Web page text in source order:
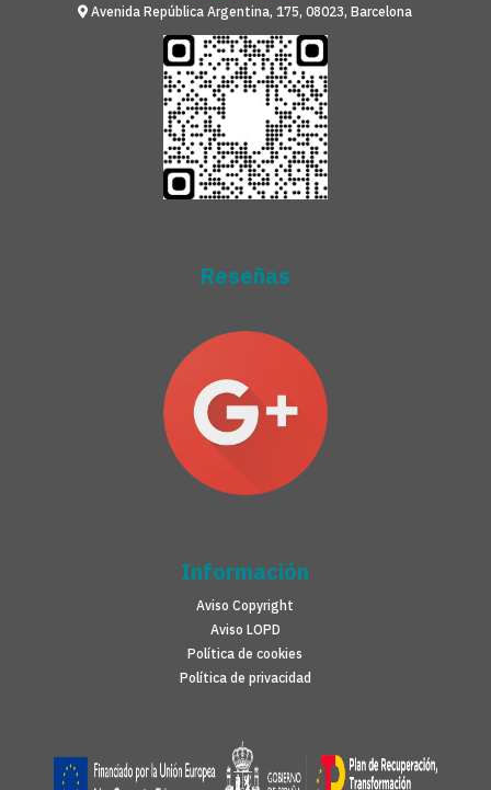
Avenida República Argentina, 175, 08023, Barcelona
Reseñas
Información
Aviso Copyright
Aviso LOPD
Política de cookies
Política de privacidad